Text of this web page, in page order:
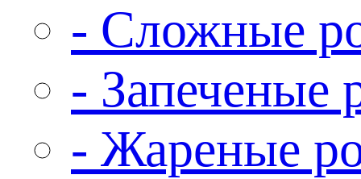
- Сложные
- Запеченые
- Жареные